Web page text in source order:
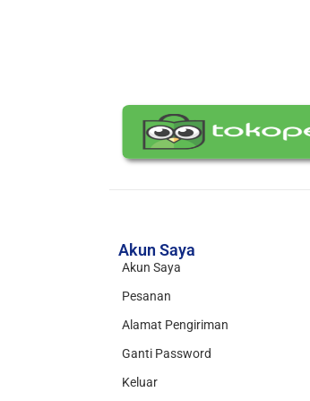
Akun Saya
Akun Saya
Pesanan
Alamat Pengiriman
Ganti Password
Keluar